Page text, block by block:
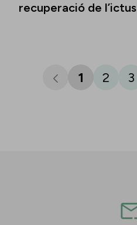
recuperació de l’ictus
1 2 3